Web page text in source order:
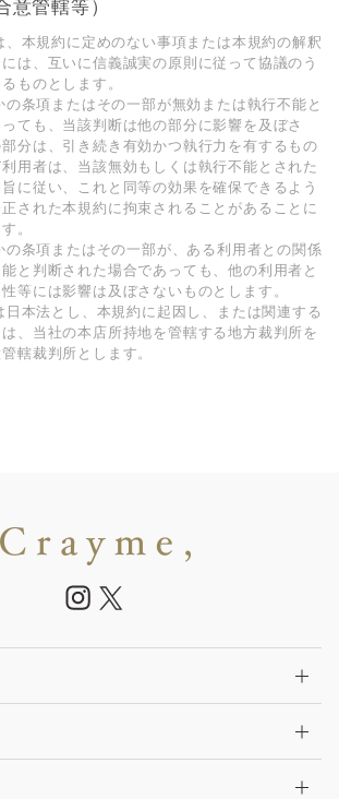
意管轄等）
本規約に定めのない事項または本規約の解釈
は、互いに信義誠実の原則に従って協議のう
ものとします。
条項またはその⼀部が無効または執⾏不能と
ても、当該判断は他の部分に影響を及ぼさ
分は、引き続き有効かつ執⾏⼒を有するもの
⽤者は、当該無効もしくは執⾏不能とされた
に従い、これと同等の効果を確保できるよう
された本規約に拘束されることがあることに
。
条項またはその⼀部が、ある利⽤者との関係
と判断された場合であっても、他の利⽤者と
等には影響は及ぼさないものとします。
本法とし、本規約に起因し、または関連する
、当社の本店所持地を管轄する地⽅裁判所を
轄裁判所とします。